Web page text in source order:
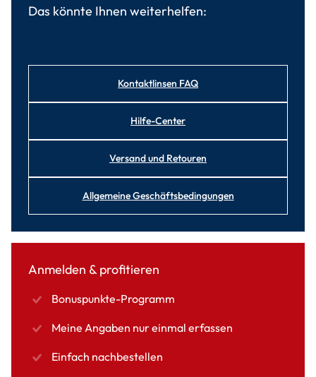
Das könnte Ihnen weiterhelfen:
Kontaktlinsen FAQ
Hilfe-Center
Versand und Retouren
Allgemeine Geschäftsbedingungen
Anmelden & profitieren
Bonuspunkte-Programm
Meine Angaben nur einmal erfassen
Einfach nachbestellen